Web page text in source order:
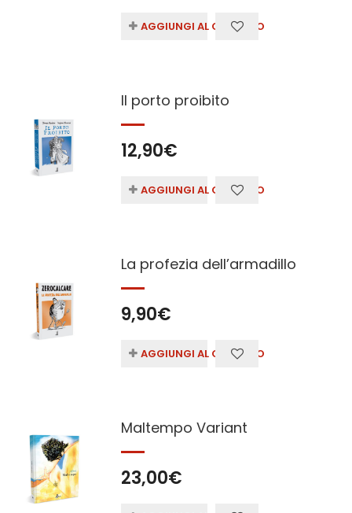
AGGIUNGI AL CARRELLO
Il porto proibito
12,90€
AGGIUNGI AL CARRELLO
La profezia dell’armadillo
9,90€
AGGIUNGI AL CARRELLO
Maltempo Variant
23,00€